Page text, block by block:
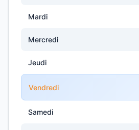
Mardi
Mercredi
Jeudi
Vendredi
Samedi